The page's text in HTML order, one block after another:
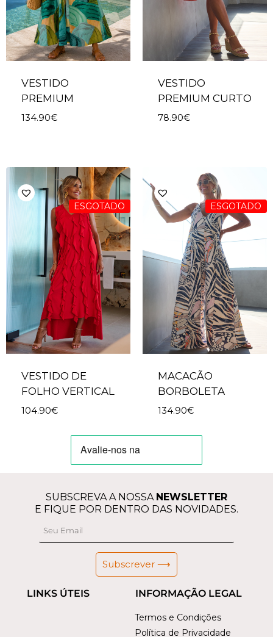
VESTIDO
PREMIUM
134.90€
VESTIDO
PREMIUM CURTO
78.90€
ESGOTADO
VESTIDO DE
FOLHO VERTICAL
104.90€
ESGOTADO
MACACÃO
BORBOLETA
134.90€
INFORMAÇÃO LEGAL
Termos e Condições
Política de Privacidade
LINKS ÚTEIS
SUBSCREVA A NOSSA NEWSLETTER
E FIQUE POR DENTRO DAS NOVIDADES.
Subscrever ⟶